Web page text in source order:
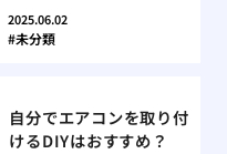
2025.06.02
未分類
自分でエアコンを取り付
けるDIYはおすすめ？